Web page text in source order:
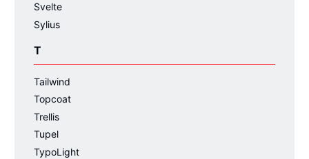
Svelte
Sylius
T
Tailwind
Topcoat
Trellis
Tupel
TypoLight